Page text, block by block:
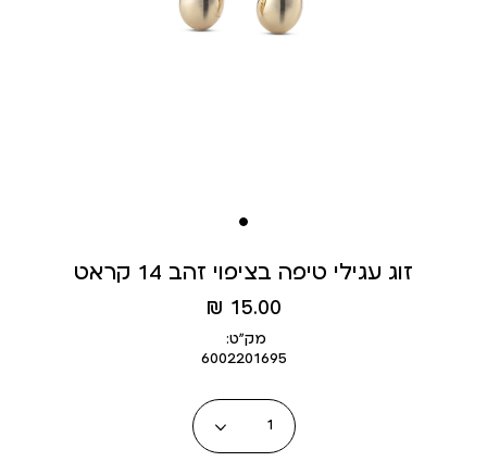
זוג עגילי טיפה בציפוי זהב 14 קראט
מחיר
מוצר
15.00 ₪
מק״ט:
6002201695
כמות